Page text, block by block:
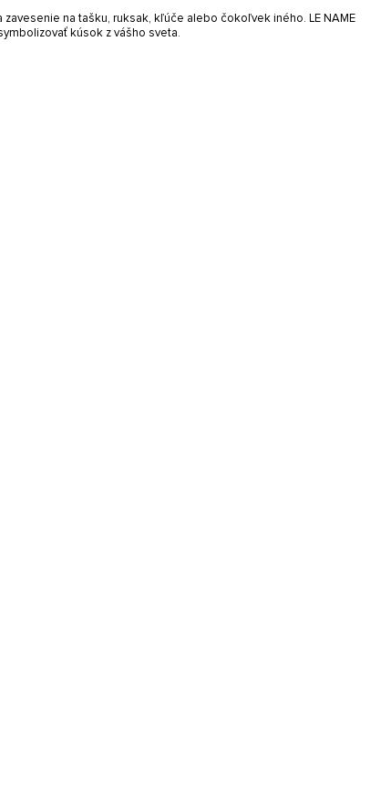
na tašku, ruksak, kľúče alebo čokoľvek iného. LE NAME
kúsok z vášho sveta.